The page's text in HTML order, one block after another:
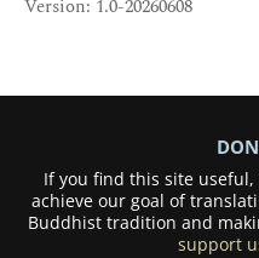
Version: 1.0-20260608
If you find this site
achieve our goal of
Buddhist tradition and
support